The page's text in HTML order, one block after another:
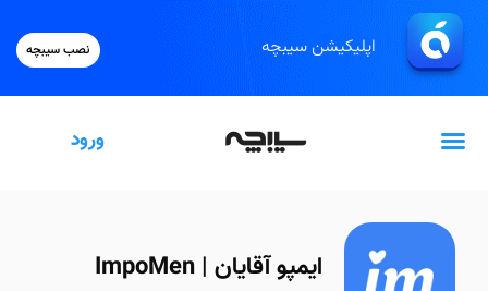
نصب سیبچه اپلیکیشن سیبچه
ورود
ایمپو آقایان | ImpoMen